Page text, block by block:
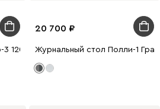
3 120x60 Дуб Барбера
20 700
Журнальный стол Полли-1